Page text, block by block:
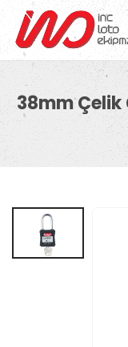
38mm Çelik